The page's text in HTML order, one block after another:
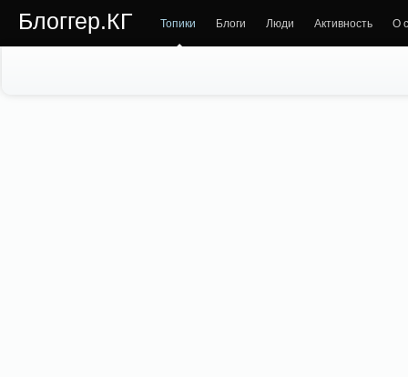
Блоггер.КГ Топики Блоги Люди Активность О